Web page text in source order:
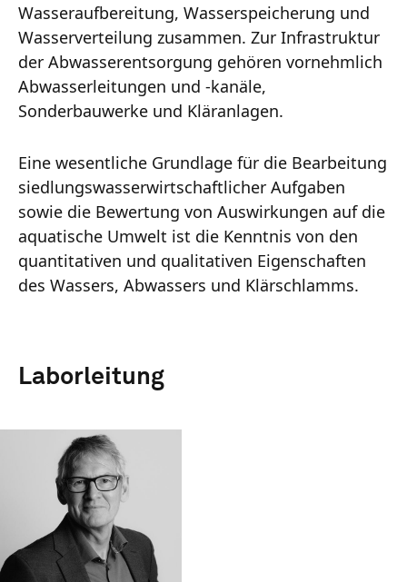
Wasseraufbereitung, Wasserspeicherung und
Wasserverteilung zusammen. Zur Infrastruktur
der Abwasserentsorgung gehören vornehmlich
Abwasserleitungen und -kanäle,
Sonderbauwerke und Kläranlagen.
Eine wesentliche Grundlage für die Bearbeitung
siedlungswasserwirtschaftlicher Aufgaben
sowie die Bewertung von Auswirkungen auf die
aquatische Umwelt ist die Kenntnis von den
quantitativen und qualitativen Eigenschaften
des Wassers, Abwassers und Klärschlamms.
Laborleitung